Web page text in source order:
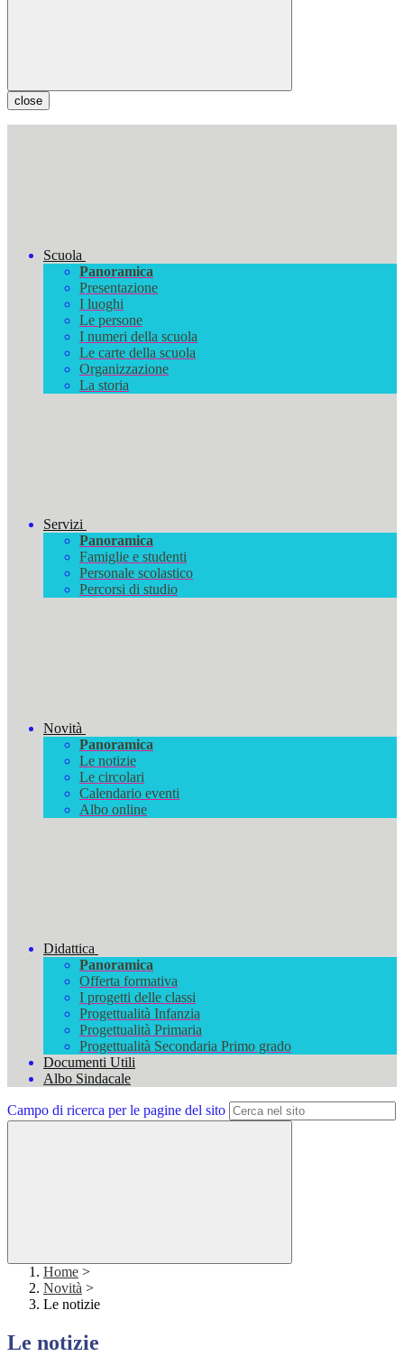
close
Scuola
Panoramica
Presentazione
I luoghi
Le persone
I numeri della scuola
Le carte della scuola
Organizzazione
La storia
Servizi
Panoramica
Famiglie e studenti
Personale scolastico
Percorsi di studio
Novità
Panoramica
Le notizie
Le circolari
Calendario eventi
Albo online
Didattica
Panoramica
Offerta formativa
I progetti delle classi
Progettualità Infanzia
Progettualità Primaria
Progettualità Secondaria Primo grado
Documenti Utili
Albo Sindacale
Campo di ricerca per le pagine del sito
Home >
Novità >
Le notizie
Le notizie